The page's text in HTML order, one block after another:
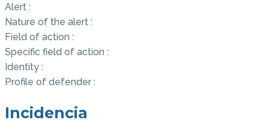
Alert :
Nature of the alert :
Field of action :
Specific field of action :
Identity :
Profile of defender :
Incidencia